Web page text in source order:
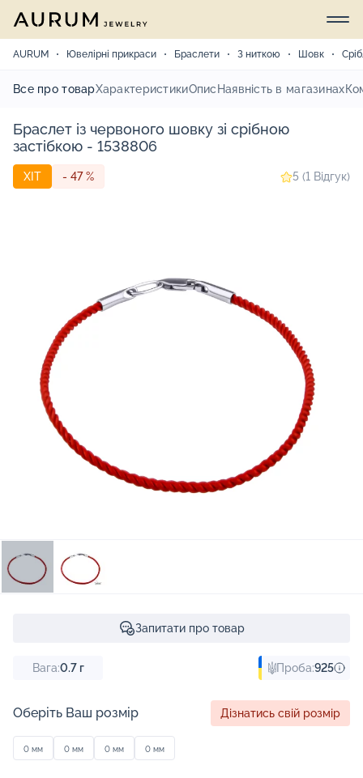
AURUM Ювелірні прикраси Браслети З ниткою Шовк
Все про товарХарактеристикиОпис Наявність в магазинах
Браслет із червоного шовку зі срібною
застібкою - 1538806
ХІТ - 47 % 5 (1 Відгук)
Запитати про товар
Вага:0.7г Проба:925
Оберіть Ваш розмір Дізнатись свій розмір
0 мм 0 мм 0 мм 0 мм